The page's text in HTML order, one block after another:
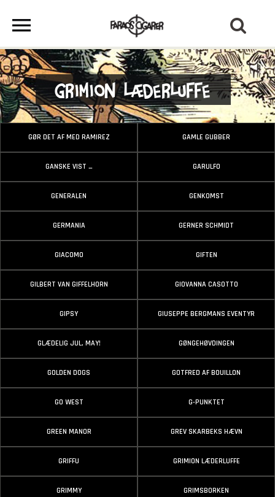
Grimion Læderluffe
GØR DET AF MED RAMIREZ GAMLE GUBBER
GANSKE VIST … GARULFO
GENERALEN GENKOMST
GERMANIA GERNER SCHMIDT
GIACOMO GIFTEN
GILBERT VAN GIFFELHORN GIOVANNA CASOTTO
GIPSY GIUSEPPE BERGMANS EVENTYR
GLÆDELIG JUL, MAY! GØNGEHØVDINGEN
GOLDEN DOGS GOTFRED AF BOUILLON
GO WEST G-PUNKTET
GREEN MANOR GREV SKARBEKS HÆVN
GRIFFU GRIMION LÆDERLUFFE
GRIMMY GRIMSBORKEN